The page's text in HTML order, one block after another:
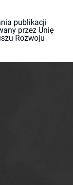
publikacji
przez Unię
Rozwoju